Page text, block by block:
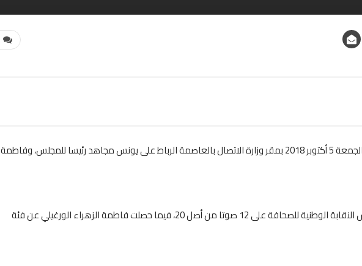
الاتصال
بالعاصمة الرباط على يونس مجاهد رئيسا للمجلس، وفاطمة
وحصد مجاهد، الذي شغل سابقا منصب رئيس النقابة الوطنية للصحافة على 12 صوتا من أصل 20، فيما حصلت فاطمة الزهراء الورغيلي عن فئة